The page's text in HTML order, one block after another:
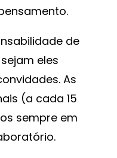
de
eles
As
(a cada 15
sempre em